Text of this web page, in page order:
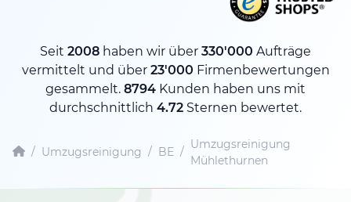
Seit 2008 haben wir über 330'000 Aufträge
vermittelt und über 23'000 Firmenbewertungen
gesammelt. 8794 Kunden haben uns mit
durchschnittlich 4.72 Sternen bewertet.
/ Umzugsreinigung / BE /
Umzugsreinigung
Mühlethurnen